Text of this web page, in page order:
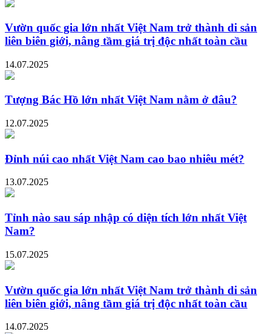
Vườn quốc gia lớn nhất Việt Nam trở thành di sản
liên biên giới, nâng tầm giá trị độc nhất toàn cầu
14.07.2025
Tượng Bác Hồ lớn nhất Việt Nam nằm ở đâu?
12.07.2025
Đỉnh núi cao nhất Việt Nam cao bao nhiêu mét?
13.07.2025
Tỉnh nào sau sáp nhập có diện tích lớn nhất Việt
Nam?
15.07.2025
Vườn quốc gia lớn nhất Việt Nam trở thành di sản
liên biên giới, nâng tầm giá trị độc nhất toàn cầu
14.07.2025